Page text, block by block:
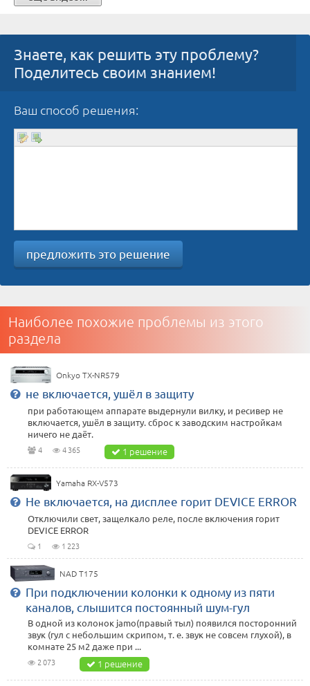
Знаете, как решить эту проблему?
Поделитесь своим знанием!
Ваш способ решения:
предложить это решение
Наиболее похожие проблемы из этого
раздела
Onkyo TX-NR579
не включается, ушёл в защиту
при работающем аппарате выдернули вилку, и ресивер не
включается, ушёл в защиту. сброс к заводским настройкам
ничего не даёт.
4 4 365 1 решение
Yamaha RX-V573
Не включается, на дисплее горит DEVICE ERROR
Отключили свет, защелкало реле, после включения горит
DEVICE ERROR
1 1 223
NAD T175
При подключении колонки к одному из пяти
каналов, слышится постоянный шум-гул
В одной из колонок jamo(правый тыл) появился посторонний
звук (гул с небольшим скрипом, т. е. звук не совсем глухой), в
комнате 25 м2 даже при ...
2 073 1 решение